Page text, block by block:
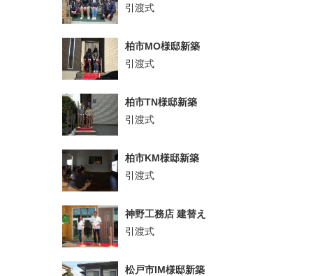
引渡式
柏市MO様邸新築
引渡式
柏市TN様邸新築
引渡式
柏市KM様邸新築
引渡式
神野工務店 建替え
引渡式
松戸市IM様邸新築